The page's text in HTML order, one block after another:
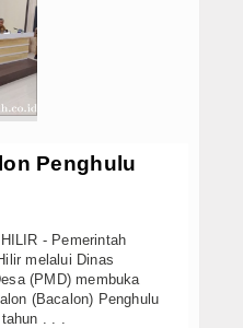
Penghulu
- Pemerintah
melalui Dinas
(PMD) membuka
(Bacalon) Penghulu
. . .